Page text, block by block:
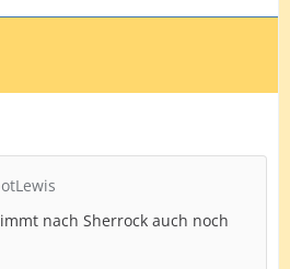
nach Sherrock auch noch